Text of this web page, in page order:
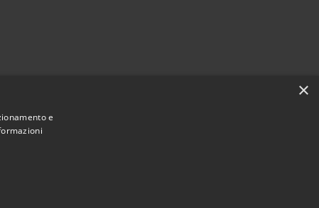
×
e